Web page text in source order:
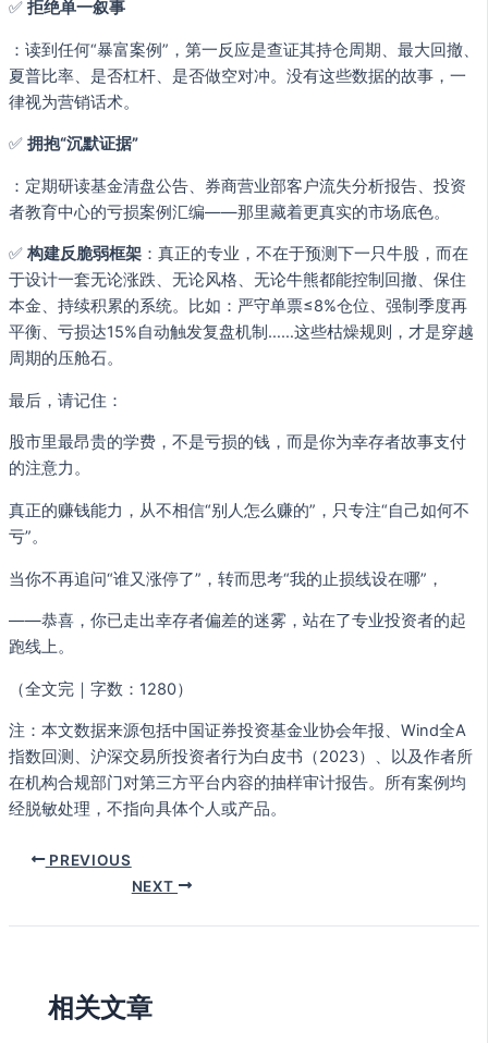
✅ 拒绝单一叙事
：读到任何“暴富案例”，第一反应是查证其持仓周期、最大回撤、
夏普比率、是否杠杆、是否做空对冲。没有这些数据的故事，一
律视为营销话术。
✅ 拥抱“沉默证据”
：定期研读基金清盘公告、券商营业部客户流失分析报告、投资
者教育中心的亏损案例汇编——那里藏着更真实的市场底色。
✅ 构建反脆弱框架 ：真正的专业，不在于预测下一只牛股，而在
于设计一套无论涨跌、无论风格、无论牛熊都能控制回撤、保住
本金、持续积累的系统。比如：严守单票≤8%仓位、强制季度再
平衡、亏损达15%自动触发复盘机制……这些枯燥规则，才是穿越
周期的压舱石。
最后，请记住：
股市里最昂贵的学费，不是亏损的钱，而是你为幸存者故事支付
的注意力。
真正的赚钱能力，从不相信“别人怎么赚的”，只专注“自己如何不
亏”。
当你不再追问“谁又涨停了”，转而思考“我的止损线设在哪”，
——恭喜，你已走出幸存者偏差的迷雾，站在了专业投资者的起
跑线上。
（全文完｜字数：1280）
注：本文数据来源包括中国证券投资基金业协会年报、Wind全A
指数回测、沪深交易所投资者行为白皮书（2023）、以及作者所
在机构合规部门对第三方平台内容的抽样审计报告。所有案例均
经脱敏处理，不指向具体个人或产品。
PREVIOUS
NEXT
相关文章